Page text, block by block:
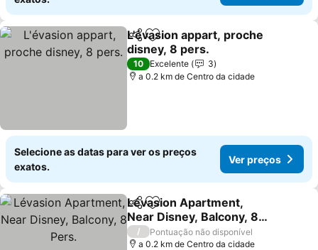
PartilharAdicionar aos favoritos
L'évasion appart, proche
disney, 8 pers.
10 Excelente
3
a 0.2 km de Centro da cidade
Selecione as datas para ver os preços
exatos.
Ver preços
PartilharAdicionar aos favoritos
Lévasion Apartment,
Near Disney, Balcony, 8
Pers.
/
Pontuação não disponível
a 0.2 km de Centro da cidade